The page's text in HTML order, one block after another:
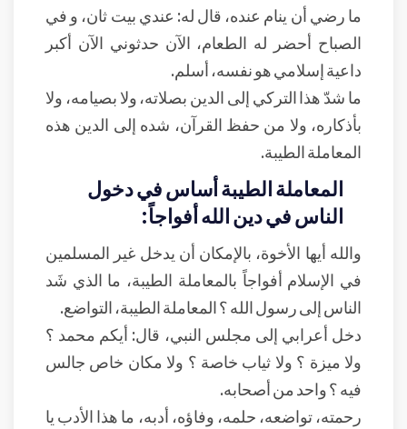
ما رضي أن ينام عنده، قال له: عندي بيت ثان، و في
الصباح أحضر له الطعام، الآن حدثوني الآن أكبر
داعية إسلامي هو نفسه، أسلم.
ما شدّ هذا التركي إلى الدين بصلاته، ولا بصيامه، ولا
بأذكاره، ولا من حفظ القرآن، شده إلى الدين هذه
المعاملة الطيبة.
المعاملة الطيبة أساس في دخول
الناس في دين الله أفواجاً:
والله أيها الأخوة، بالإمكان أن يدخل غير المسلمين
في الإسلام أفواجاً بالمعاملة الطيبة، ما الذي شَد
الناس إلى رسول الله ؟ المعاملة الطيبة، التواضع.
دخل أعرابي إلى مجلس النبي، قال: أيكم محمد ؟
ولا ميزة ؟ ولا ثياب خاصة ؟ ولا مكان خاص جالس
فيه ؟ واحد من أصحابه.
رحمته، تواضعه، حلمه، وفاؤه، أدبه، ما هذا الأدب يا